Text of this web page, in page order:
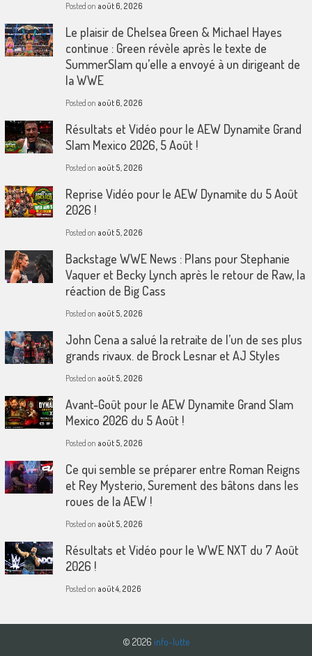
Posted on août 6, 2026
Le plaisir de Chelsea Green & Michael Hayes
continue : Green révèle après le texte de
SummerSlam qu’elle a envoyé à un dirigeant de
la WWE
Posted on août 6, 2026
Résultats et Vidéo pour le AEW Dynamite Grand
Slam Mexico 2026, 5 Août !
Posted on août 5, 2026
Reprise Vidéo pour le AEW Dynamite du 5 Août
2026 !
Posted on août 5, 2026
Backstage WWE News : Plans pour Stephanie
Vaquer et Becky Lynch après le retour de Raw, la
réaction de Big Cass
Posted on août 5, 2026
John Cena a salué la retraite de l’un de ses plus
grands rivaux. de Brock Lesnar et AJ Styles
Posted on août 5, 2026
Avant-Goût pour le AEW Dynamite Grand Slam
Mexico 2026 du 5 Août !
Posted on août 5, 2026
Ce qui semble se préparer entre Roman Reigns
et Rey Mysterio, Surement des bâtons dans les
roues de la AEW !
Posted on août 5, 2026
Résultats et Vidéo pour le WWE NXT du 7 Août
2026 !
Posted on août 4, 2026
© 2026 info-lutte